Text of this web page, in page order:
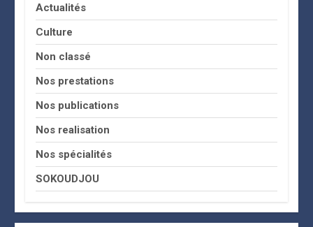
Actualités
Culture
Non classé
Nos prestations
Nos publications
Nos realisation
Nos spécialités
SOKOUDJOU